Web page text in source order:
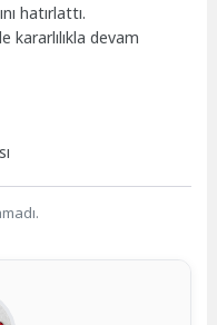
hatırlattı.
devam